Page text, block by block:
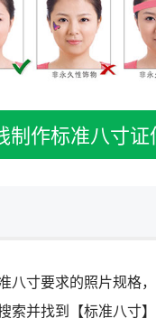
制作标准八寸证
八寸要求的照片规格
索并找到【标准八寸